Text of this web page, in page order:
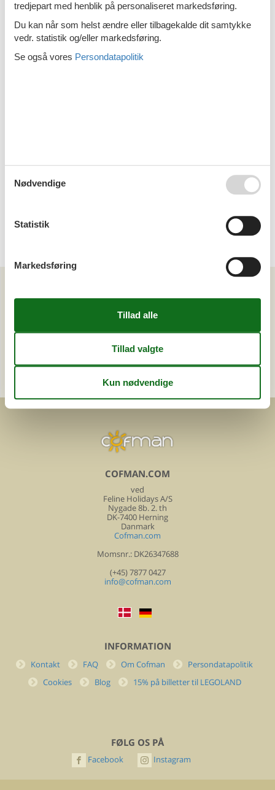
Sommerhus - 8 personer - 73100 -
Lapinlahti
Emne nr.:319-FI3570.641.1
8 personer
Lapinlahti
Emne nr.:319-FI3570.639.1
Ring (+45) 7877 0427
Man. - fre. 10.00-16.00
og få et hurtigt svar, alle dage
COFMAN.COM
ved
Feline Holidays A/S
Nygade 8b. 2. th
DK-7400 Herning
Danmark
Cofman.com
Momsnr.: DK26347688
(+45) 7877 0427
info@cofman.com
INFORMATION
Kontakt FAQ Om Cofman
Persondatapolitik
Cookies
Blog 15% på billetter til LEGOLAND
FØLG OS PÅ
Facebook Instagram
tredjepart med henblik på personaliseret markedsføring.
Du kan når som helst ændre eller tilbagekalde dit samtykke
vedr. statistik og/eller markedsføring.
Se også vores Persondatapolitik
Nødvendige
Statistik
Markedsføring